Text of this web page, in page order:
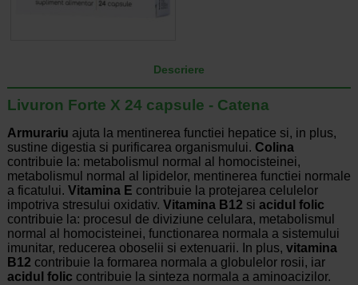
Descriere
Livuron Forte X 24 capsule - Catena
Armurariu ajuta la mentinerea functiei hepatice si, in plus,
sustine digestia si purificarea organismului. Colina
contribuie la: metabolismul normal al homocisteinei,
metabolismul normal al lipidelor, mentinerea functiei normale
a ficatului. Vitamina E contribuie la protejarea celulelor
impotriva stresului oxidativ. Vitamina B12 si acidul folic
contribuie la: procesul de diviziune celulara, metabolismul
normal al homocisteinei, functionarea normala a sistemului
imunitar, reducerea oboselii si extenuarii. In plus, vitamina
B12 contribuie la formarea normala a globulelor rosii, iar
acidul folic contribuie la sinteza normala a aminoacizilor.